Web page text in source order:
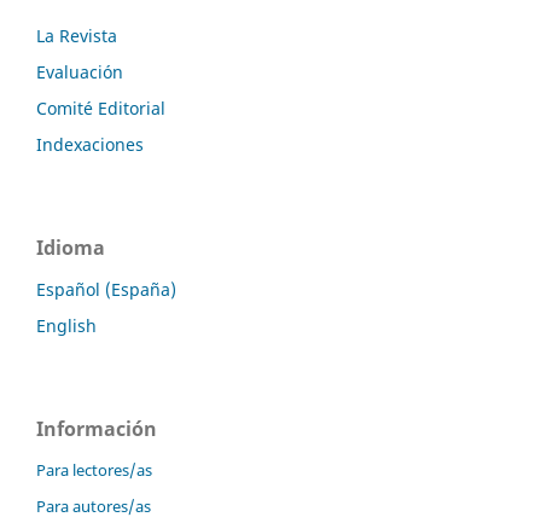
La Revista
Evaluación
Comité Editorial
Indexaciones
Idioma
Español (España)
English
Información
Para lectores/as
Para autores/as